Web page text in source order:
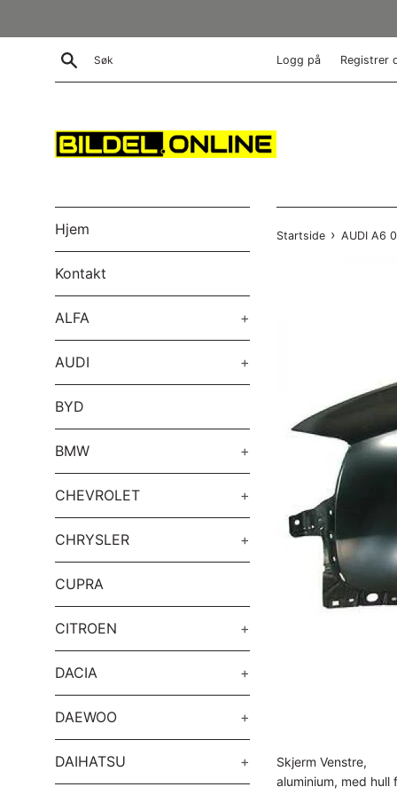
Søk Logg på Registrer
Hjem
Kontakt
ALFA +
AUDI +
BYD
BMW +
CHEVROLET +
CHRYSLER +
CUPRA
CITROEN +
DACIA +
DAEWOO +
DAIHATSU +
Startside › AUDI A6
Skjerm Venstre,
aluminium, med hull